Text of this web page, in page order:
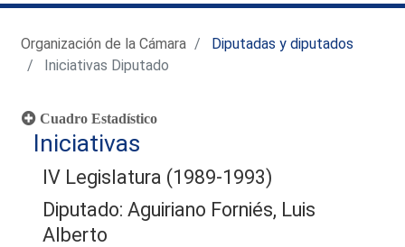
Organización de la Cámara
Diputadas y diputados
Iniciativas Diputado
Cuadro Estadístico
Iniciativas
IV Legislatura (1989-1993)
Diputado: Aguiriano Forniés, Luis
Alberto